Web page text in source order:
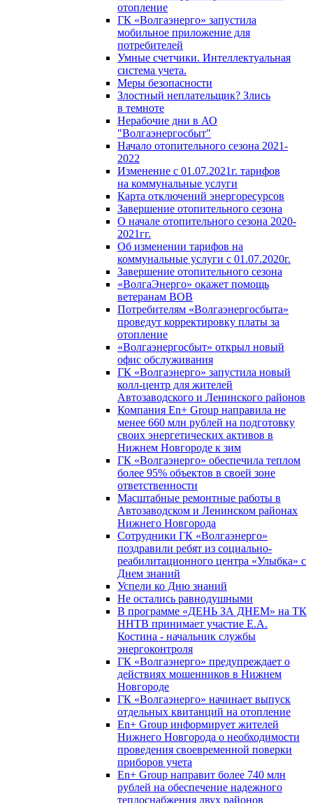
отопление
ГК «Волгаэнерго» запустила
мобильное приложение для
потребителей
Умные счетчики. Интеллектуальная
система учета.
Меры безопасности
Злостный неплательщик? Злись
в темноте
Нерабочие дни в АО
"Волгаэнергосбыт"
Начало отопительного сезона 2021-
2022
Изменение с 01.07.2021г. тарифов
на коммунальные услуги
Карта отключений энергоресурсов
Завершение отопительного сезона
О начале отопительного сезона 2020-
2021гг.
Об изменении тарифов на
коммунальные услуги с 01.07.2020г.
Завершение отопительного сезона
«ВолгаЭнерго» окажет помощь
ветеранам ВОВ
Потребителям «Волгаэнергосбыта»
проведут корректировку платы за
отопление
«Волгаэнергосбыт» открыл новый
офис обслуживания
ГК «Волгаэнерго» запустила новый
колл-центр для жителей
Автозаводского и Ленинского районов
Компания En+ Group направила не
менее 660 млн рублей на подготовку
своих энергетических активов в
Нижнем Новгороде к зим
ГК «Волгаэнерго» обеспечила теплом
более 95% объектов в своей зоне
ответственности
Масштабные ремонтные работы в
Автозаводском и Ленинском районах
Нижнего Новгорода
Сотрудники ГК «Волгаэнерго»
поздравили ребят из социально-
реабилитационного центра «Улыбка» с
Днем знаний
Успели ко Дню знаний
Не остались равнодушными
В программе «ДЕНЬ ЗА ДНЕМ» на ТК
ННТВ принимает участие Е.А.
Костина - начальник службы
энергоконтроля
ГК «Волгаэнерго» предупреждает о
действиях мошенников в Нижнем
Новгороде
ГК «Волгаэнерго» начинает выпуск
отдельных квитанций на отопление
En+ Group информирует жителей
Нижнего Новгорода о необходимости
проведения своевременной поверки
приборов учета
En+ Group направит более 740 млн
рублей на обеспечение надежного
теплоснабжения двух районов